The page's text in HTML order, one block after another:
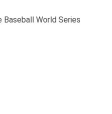
Baseball World Series